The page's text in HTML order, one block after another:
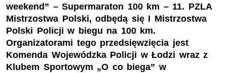
weekend” – Supermaraton 100 km – 11. PZLA
Mistrzostwa Polski, odbędą się I Mistrzostwa
Polski Policji w biegu na 100 km.
Organizatorami tego przedsięwzięcia jest
Komenda Wojewódzka Policji w Łodzi wraz z
Klubem Sportowym „O co biega” w